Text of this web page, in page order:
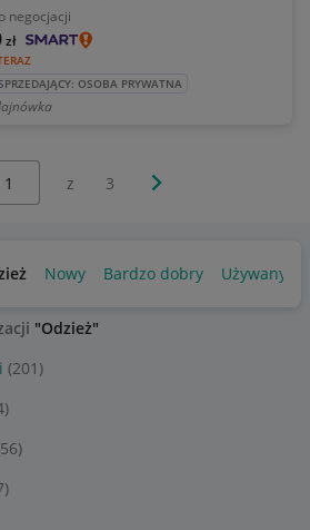
negocjacji
zł
OSOBA PRYWATNA
z 3 Następna strona
Nowy Bardzo dobry Używany
"Odzież"
(201)